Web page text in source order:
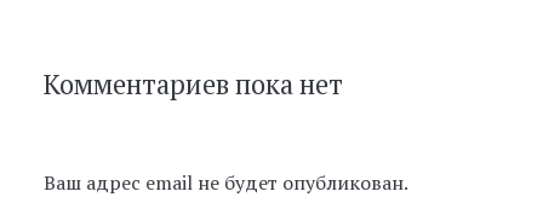
Комментариев пока нет
Ваш адрес email не будет опубликован.